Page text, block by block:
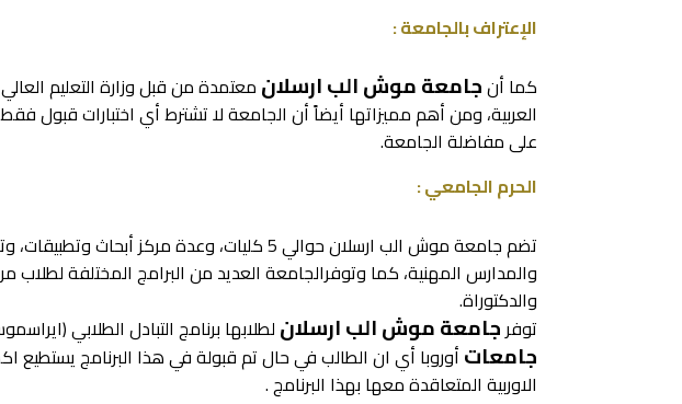
الإعتراف بالجامعة :
كما أنجامعة موش الب ارسلان معتمدة من قبل وزارة التعليم
العربية، ومن أهم مميزاتها أيضاً أن الجامعة لا تشترط أي اختبارات قبول فقط
على مفاضلة الجامعة.
الحرم الجامعي :
تضم جامعة موش الب ارسلان حوالي 5 كليات، وعدة مركز
والمدارس المهنية، كما وتوفرالجامعة العديد من البرامج المختلفة لطلاب
والدكتوراة.
توفر جامعة موش الب ارسلان لطلابها برنامج التبادل الطلابي
جامعات أوروبا أي ان الطالب في حال تم قبولة في هذا البرنامج يستطيع
الاوربية المتعاقدة معها بهذا البرنامج .